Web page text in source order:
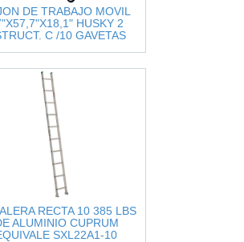
DE TRABAJO MOVIL
HUSKY 2
C /10 GAVETAS
RECTA 10 385 LBS
ALUMINIO CUPRUM
SXL22A1-10